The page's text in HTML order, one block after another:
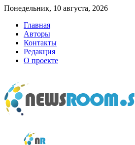
Понедельник, 10 августа, 2026
Главная
Авторы
Контакты
Редакция
О проекте
newsroom.su
Новости о новостях